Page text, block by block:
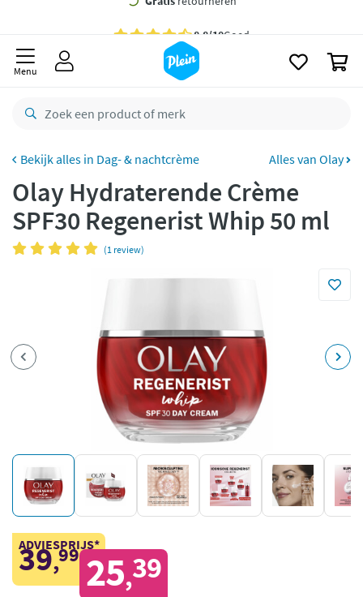
besteld,
retourneren
CO2 neutraal
Betaal met Klarna
Menu
Dag- & nachtcrème Alles van Olay
Olay Hydraterende Crème
SPF30 Regenerist Whip 50 ml
(1 review)
ADVIESPRIJS*
39,99 25,39